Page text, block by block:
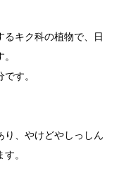
るキク科の植物で、日
す。
り、やけどやしっしん
。